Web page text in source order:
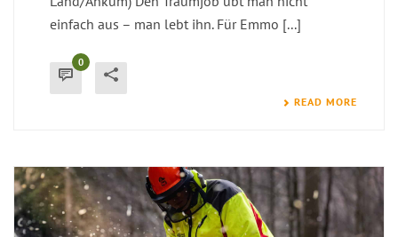
einfach aus – man lebt ihn. Für Emmo [...]
0
READ MORE